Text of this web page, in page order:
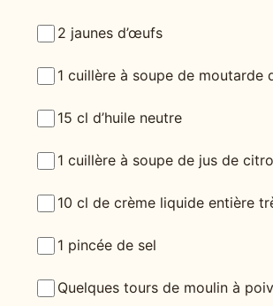
2 jaunes d’œufs
1 cuillère à soupe de moutarde
15 cl d’huile neutre
1 cuillère à soupe de jus de
10 cl de crème liquide entière
1 pincée de sel
Quelques tours de moulin à